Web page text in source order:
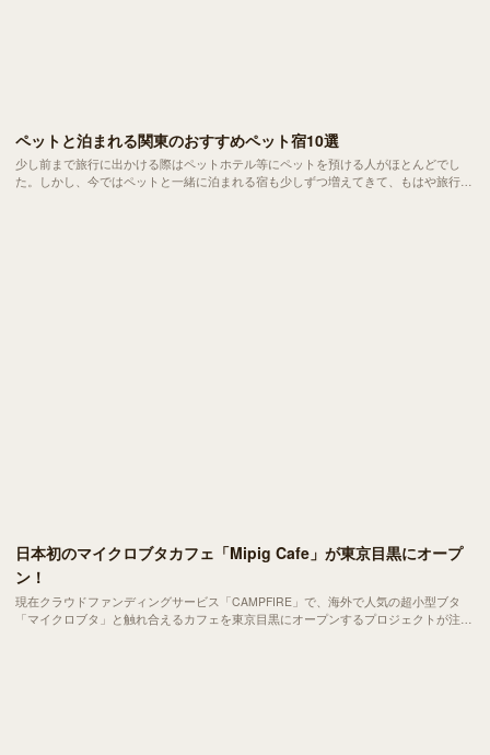
ペットと泊まれる関東のおすすめペット宿10選
少し前まで旅行に出かける際はペットホテル等にペットを預ける人がほとんどでし
た。しかし、今ではペットと一緒に泊まれる宿も少しずつ増えてきて、もはや旅行は
日本初のマイクロブタカフェ「Mipig Cafe」が東京目黒にオープ
ン！
現在クラウドファンディングサービス「CAMPFIRE」で、海外で人気の超小型ブタ
「マイクロブタ」と触れ合えるカフェを東京目黒にオープンするプロジェクトが注目